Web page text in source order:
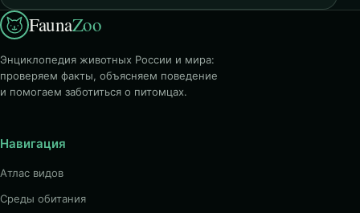
FaunaZoo
Энциклопедия животных России и мира:
проверяем факты, объясняем поведение
и помогаем заботиться о питомцах.
Навигация
Атлас видов
Среды обитания